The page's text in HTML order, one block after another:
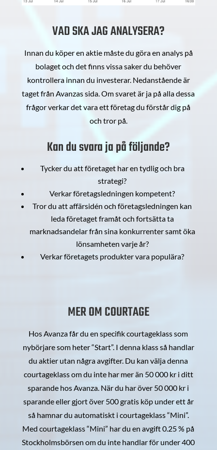
VAD SKA JAG ANALYSERA?
Innan du köper en aktie måste du göra en analys på
bolaget och det finns vissa saker du behöver
kontrollera innan du investerar. Nedanstående är
taget från Avanzas sida. Om svaret är ja på alla dessa
frågor verkar det vara ett företag du förstår dig på
och tror på.
Kan du svara ja på följande?
Tycker du att företaget har en tydlig och bra
strategi?
Verkar företagsledningen kompetent?
Tror du att affärsidén och företagsledningen kan
leda företaget framåt och fortsätta ta
marknadsandelar från sina konkurrenter samt öka
lönsamheten varje år?
Verkar företagets produkter vara populära?
MER OM COURTAGE
Hos Avanza får du en specifik courtageklass som
nybörjare som heter “Start”. I denna klass så handlar
du aktier utan några avgifter. Du kan välja denna
courtageklass om du inte har mer än 50 000 kr i ditt
sparande hos Avanza. När du har över 50 000 kr i
sparande eller gjort över 500 gratis köp under ett år
så hamnar du automatiskt i courtageklass “Mini”.
Med courtageklass “Mini” har du en avgift 0.25 % på
Stockholmsbörsen om du inte handlar för under 400